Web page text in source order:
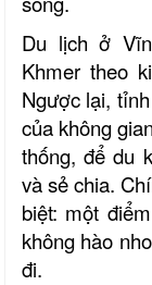
Du lịch ở
Khmer theo
Ngược lại,
của không
thống, để du
và sẻ chia.
biệt: một
không hào
đi.